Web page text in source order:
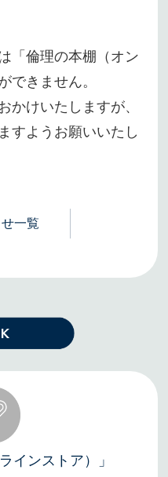
「倫理の本棚（オン
できません。
かけいたしますが、
すようお願いいたし
一覧
インストア）」